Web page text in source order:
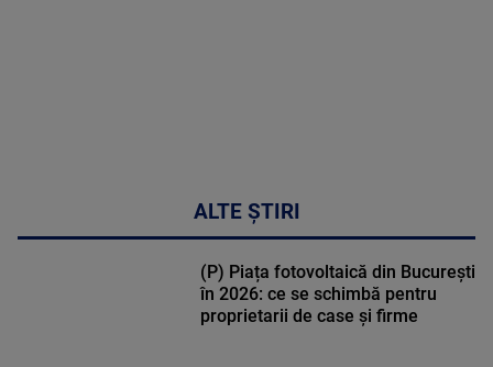
ALTE ȘTIRI
(P) Piața fotovoltaică din București
în 2026: ce se schimbă pentru
proprietarii de case și firme